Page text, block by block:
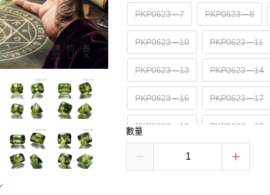
PKP0623－7 PKP0623－8
PKP0623－10 PKP0623－11
PKP0623－13 PKP0623－14
PKP0623－16 PKP0623－17
PKP0623－19 PKP0623－20
PKP0623－22 PKP0623－23
數量